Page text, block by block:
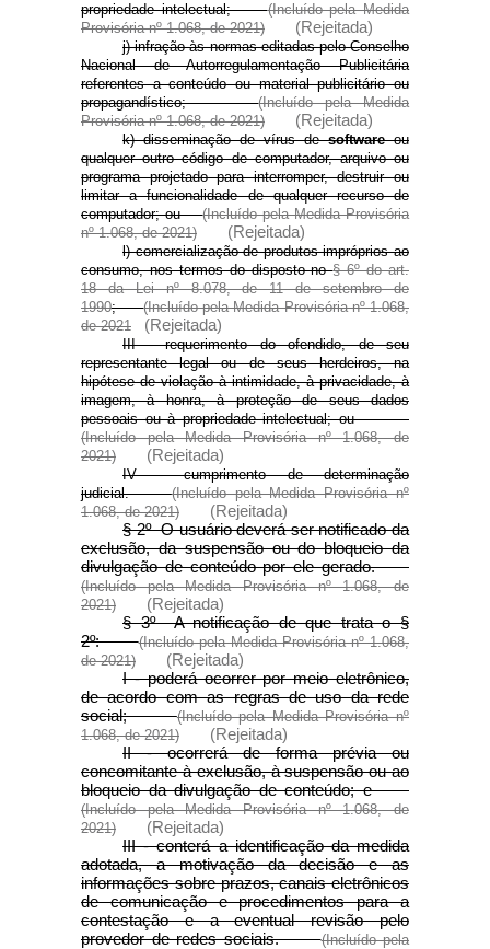
propriedade intelectual;(Incluído pela Medida
Provisória nº 1.068, de 2021)
(Rejeitada)
j) infração às normas editadas pelo Conselho
Nacional de Autorregulamentação Publicitária
referentes a conteúdo ou material publicitário ou
propagandístico;(Incluído pela Medida
Provisória nº 1.068, de 2021)
(Rejeitada)
k) disseminação de vírus desoftwareou
qualquer outro código de computador, arquivo ou
programa projetado para interromper, destruir ou
limitar a funcionalidade de qualquer recurso de
computador; ou(Incluído pela Medida Provisória
nº 1.068, de 2021)
(Rejeitada)
l) comercialização de produtos impróprios ao
consumo, nos termos do disposto no§ 6º do art.
18 da Lei nº 8.078, de 11 de setembro de
1990;(Incluído pela Medida Provisória nº 1.068,
de 2021
(Rejeitada)
III - requerimento do ofendido, de seu
representante legal ou de seus herdeiros, na
hipótese de violação à intimidade, à privacidade, à
imagem, à honra, à proteção de seus dados
pessoais ou à propriedade intelectual; ou
(Incluído pela Medida Provisória nº 1.068, de
2021)
(Rejeitada)
IV - cumprimento de determinação
judicial.(Incluído pela Medida Provisória nº
1.068, de 2021)
(Rejeitada)
§ 2º O usuário deverá ser notificado da
exclusão, da suspensão ou do bloqueio da
divulgação de conteúdo por ele gerado.
(Incluído pela Medida Provisória nº 1.068, de
2021)
(Rejeitada)
§ 3º A notificação de que trata o §
2º:(Incluído pela Medida Provisória nº 1.068,
de 2021)
(Rejeitada)
I - poderá ocorrer por meio eletrônico,
de acordo com as regras de uso da rede
social;(Incluído pela Medida Provisória nº
1.068, de 2021)
(Rejeitada)
II - ocorrerá de forma prévia ou
concomitante à exclusão, à suspensão ou ao
bloqueio da divulgação de conteúdo; e
(Incluído pela Medida Provisória nº 1.068, de
2021)
(Rejeitada)
III - conterá a identificação da medida
adotada, a motivação da decisão e as
informações sobre prazos, canais eletrônicos
de comunicação e procedimentos para a
contestação e a eventual revisão pelo
provedor de redes sociais.(Incluído pela